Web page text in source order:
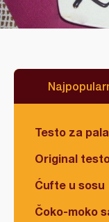
Testo za
Original
Ćufte u sosu
Čoko-moko